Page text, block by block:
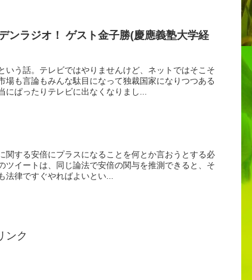
ンラジオ！ ゲスト金子勝(慶應義塾大学経
いう話。テレビではやりませんけど、ネットではそこそ
場も言論もみんな駄目になって独裁国家になりつつある
にぱったりテレビに出なくなりまし...
関する安倍にプラスになることを何とか言おうとする必
ツイートは、同じ論法で安倍の関与を推測できると、そ
律ですぐやればよいとい...
ンク